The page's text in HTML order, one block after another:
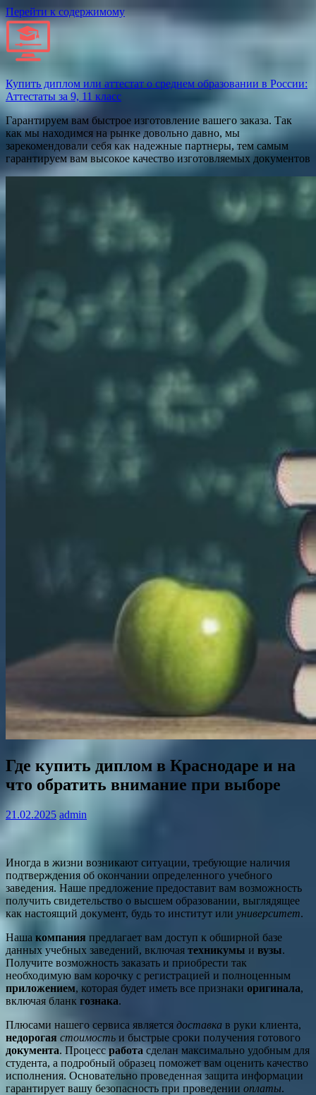
Перейти к содержимому
Купить диплом или аттестат о среднем образовании в России:
Аттестаты за 9, 11 класс
Гарантируем вам быстрое изготовление вашего заказа. Так
как мы находимся на рынке довольно давно, мы
зарекомендовали себя как надежные партнеры, тем самым
гарантируем вам высокое качество изготовляемых документов
Где купить диплом в Краснодаре и на
что обратить внимание при выборе
21.02.2025 admin
Иногда в жизни возникают ситуации, требующие наличия
подтверждения об окончании определенного учебного
заведения. Наше предложение предоставит вам возможность
получить свидетельство о высшем образовании, выглядящее
как настоящий документ, будь то институт или университет.
Наша компания предлагает вам доступ к обширной базе
данных учебных заведений, включая техникумы и вузы.
Получите возможность заказать и приобрести так
необходимую вам корочку с регистрацией и полноценным
приложением, которая будет иметь все признаки оригинала,
включая бланк гознака.
Плюсами нашего сервиса является доставка в руки клиента,
недорогая стоимость и быстрые сроки получения готового
документа. Процесс работа сделан максимально удобным для
студента, а подробный образец поможет вам оценить качество
исполнения. Основательно проведенная защита информации
гарантирует вашу безопасность при проведении оплаты.